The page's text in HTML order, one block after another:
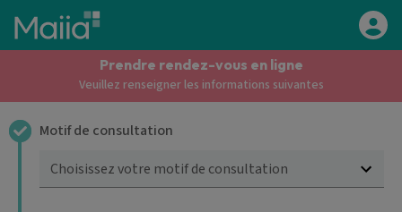
Aller au contenu principal
Prendre rendez-vous en ligne
Veuillez renseigner les informations suivantes
Motif de consultation
Choisissez votre motif de consultation